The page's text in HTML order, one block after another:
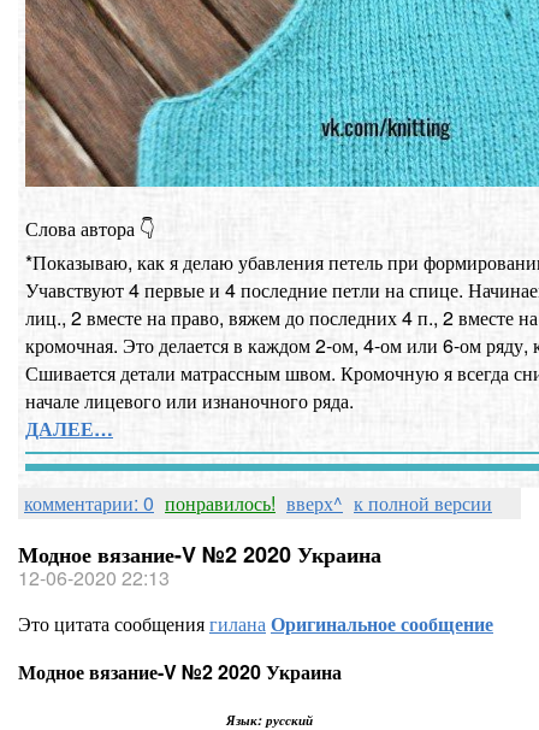
Слова автора 👇
*Показываю, как я делаю убавления петель при
Учавствуют 4 первые и 4 последние петли на спице.
лиц., 2 вместе на право, вяжем до последних 4 п., 2 вместе
кромочная. Это делается в каждом 2-ом, 4-ом или 6-ом ряду,
Сшивается детали матрассным швом. Кромочную я всегда
начале лицевого или изнаночного ряда.
ДАЛЕЕ…
комментарии: 0 понравилось! вверх^ к полной версии
Модное вязание-V №2 2020 Украина
12-06-2020 22:13
Это цитата сообщениягиланаОригинальное сообщение
Модное вязание-V №2 2020 Украина
Язык: русский